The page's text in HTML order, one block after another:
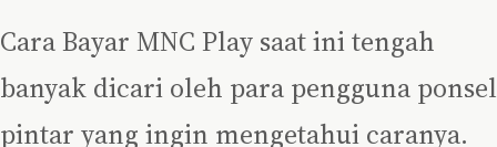
Cara Bayar MNC Play saat ini tengah
banyak dicari oleh para pengguna ponsel
pintar yang ingin mengetahui caranya.